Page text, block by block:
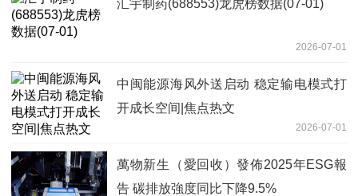
汇宇制药(688553)龙虎榜数据(07-01)
2026-07-01
中闽能源海风外送启动 稳定输电模式打
开成长空间|焦点热文
2026-07-01
萬物新生（愛回收）發佈2025年ESG報
告 碳排放強度同比下降9.5%